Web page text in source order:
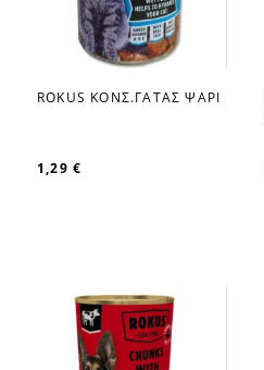
favorite_border
ROKUS ΚΟΝΣ.ΓΑΤΑΣ ΨΑΡΙ
1,29 €